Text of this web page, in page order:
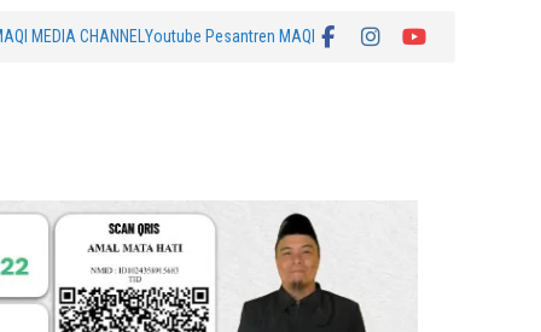
MEDIA CHANNEL Youtube Pesantren MAQI